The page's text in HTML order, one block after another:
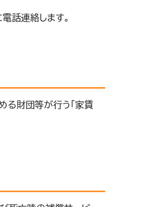
話連絡します。
る財団等が行う「家賃